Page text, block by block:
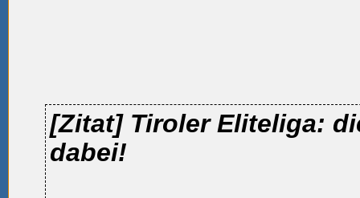
[Zitat] Tiroler Eliteliga:
dabei!